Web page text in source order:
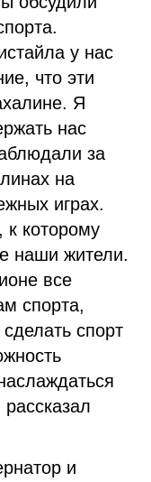
у нас
что эти
Я
нас
за
на
играх.
которому
наши жители.
все
спорта,
спорт
и